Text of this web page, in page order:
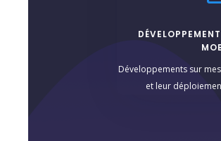
Développements sur
et leur